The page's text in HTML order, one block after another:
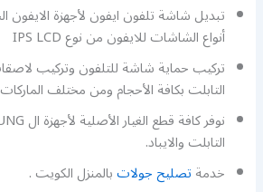
تبديل شاشة تلفون ايفون لأجهزة الايفون
أنواع الشاشات للايفون من نوع IPS LCD
تركيب حماية شاشة للتلفون وتركيب
التابلت بكافة الأحجام ومن مختلف الماركات
التابلت والايباد.
خدمةتصليح جولاتبالمنزل الكويت .